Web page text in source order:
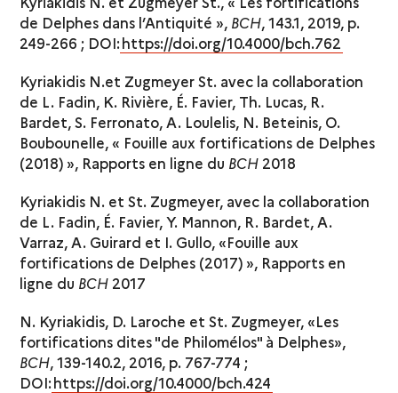
de Delphes dans l’Antiquité », BCH, 143.1, 2019, p.
249-266 ; DOI:https://doi.org/10.4000/bch.762
Kyriakidis N.et Zugmeyer St. avec la collaboration
de L. Fadin, K. Rivière, É. Favier, Th. Lucas, R.
Bardet, S. Ferronato, A. Loulelis, N. Beteinis, O.
Boubounelle, « Fouille aux fortifications de Delphes
(2018) », Rapports en ligne du BCH 2018
Kyriakidis N. et St. Zugmeyer, avec la collaboration
de L. Fadin, É. Favier, Y. Mannon, R. Bardet, A.
Varraz, A. Guirard et I. Gullo, «Fouille aux
fortifications de Delphes (2017) », Rapports en
ligne du BCH 2017
N. Kyriakidis, D. Laroche et St. Zugmeyer, «Les
fortifications dites "de Philomélos" à Delphes»,
BCH, 139-140.2, 2016, p. 767-774 ;
DOI:https://doi.org/10.4000/bch.424